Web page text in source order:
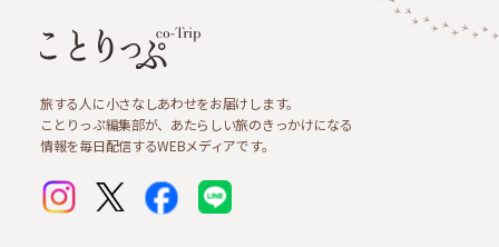
旅する人に小さなしあわせをお届けします。
ことりっぷ編集部が、あたらしい旅のきっかけになる
情報を毎日配信するWEBメディアです。